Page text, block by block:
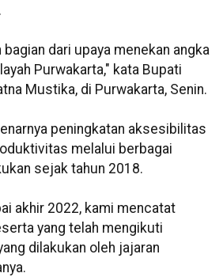
bagian dari upaya menekan angka
Purwakarta," kata Bupati
Mustika, di Purwakarta, Senin.
peningkatan aksesibilitas
melalui berbagai
sejak tahun 2018.
akhir 2022, kami mencatat
yang telah mengikuti
dilakukan oleh jajaran